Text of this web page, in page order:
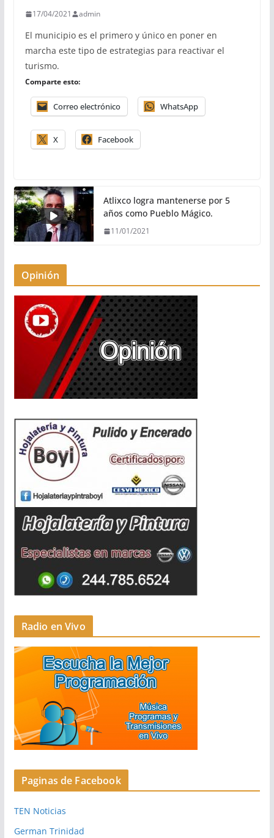
17/04/2021 admin
El municipio es el primero y único en poner en
marcha este tipo de estrategias para reactivar el
turismo.
Comparte esto:
Correo electrónico WhatsApp
X Facebook
Atlixco logra mantenerse por 5
años como Pueblo Mágico.
11/01/2021
Opinión
Radio en Vivo
Paginas de Facebook
TEN Noticias
German Trinidad